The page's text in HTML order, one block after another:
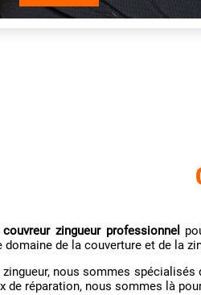
couvreur zingueur professionnel
de la couverture et de la
nous sommes spécialisés
de réparation, nous sommes là